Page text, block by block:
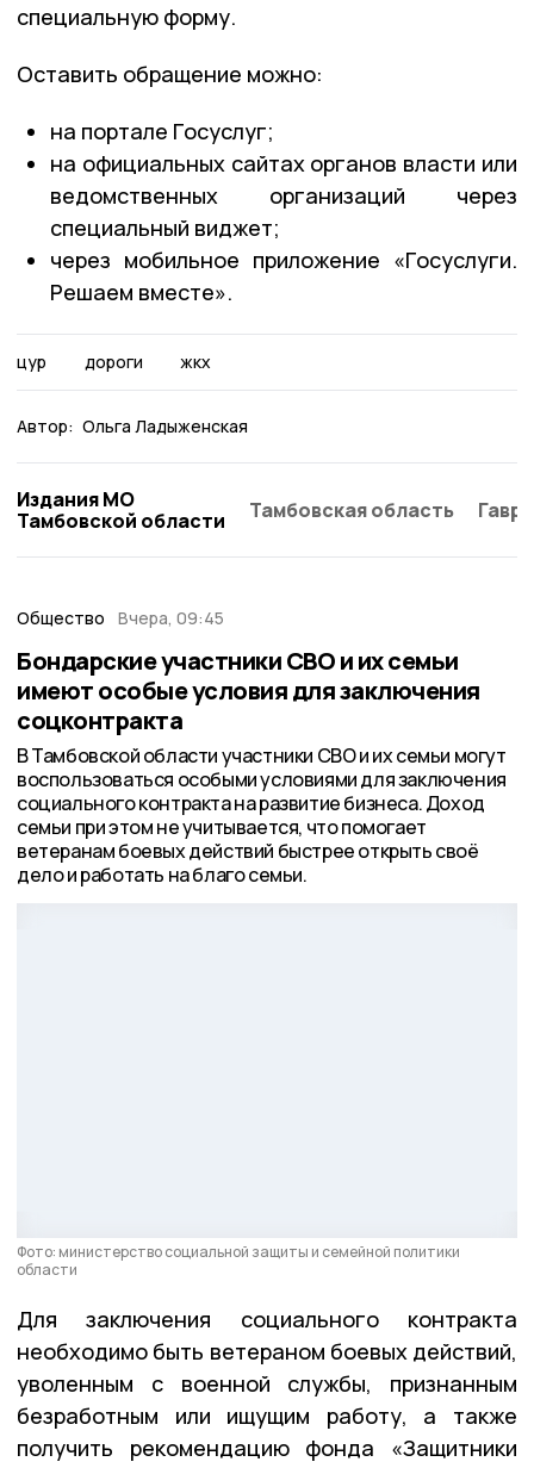
специальную форму.
Оставить обращение можно:
на портале Госуслуг;
на официальных сайтах органов власти или
ведомственных организаций через
специальный виджет;
через мобильное приложение «Госуслуги.
Решаем вместе».
цур дороги жкх
Автор: Ольга Ладыженская
Издания МО
Тамбовской области
Тамбовская область
Общество Вчера, 09:45
Бондарские участники СВО и их семьи
имеют особые условия для заключения
соцконтракта
В Тамбовской области участники СВО и их семьи могут
воспользоваться особыми условиями для заключения
социального контракта на развитие бизнеса. Доход
семьи при этом не учитывается, что помогает
ветеранам боевых действий быстрее открыть своё
дело и работать на благо семьи.
Фото: министерство социальной защиты и семейной политики
области
Для заключения социального контракта
необходимо быть ветераном боевых действий,
уволенным с военной службы, признанным
безработным или ищущим работу, а также
получить рекомендацию фонда «Защитники